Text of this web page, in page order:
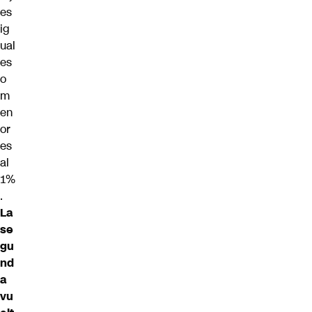
es
ig
ual
es
o
m
en
or
es
al
1%
.
La
se
gu
nd
a
vu